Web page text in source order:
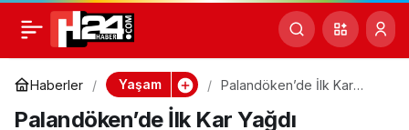
Haberler Yaşam
Palandöken’de İlk Kar
Palandöken’de İlk Kar Yağdı
Recai Kutan Vefat Etti Paylaş